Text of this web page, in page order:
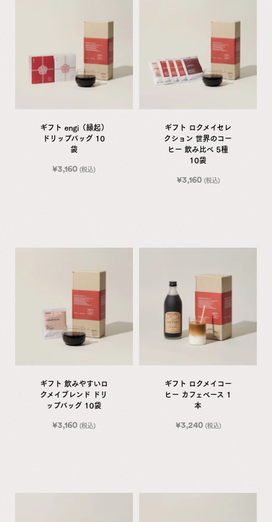
ギフト engi（縁起）
ドリップバッグ 10
袋
¥3,160 (税込)
ギフト ロクメイセレ
クション 世界のコー
ヒー 飲み比べ 5種
10袋
¥3,160 (税込)
ギフト 飲みやすいロ
クメイブレンド ドリ
ップバッグ 10袋
¥3,160 (税込)
ギフト ロクメイコー
ヒー カフェベース 1
本
¥3,240 (税込)